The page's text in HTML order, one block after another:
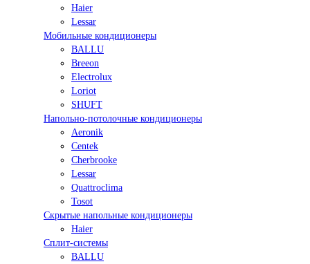
Haier
Lessar
Мобильные кондиционеры
BALLU
Breeon
Electrolux
Loriot
SHUFT
Напольно-потолочные кондиционеры
Aeronik
Centek
Cherbrooke
Lessar
Quattroclima
Tosot
Скрытые напольные кондиционеры
Haier
Сплит-системы
BALLU